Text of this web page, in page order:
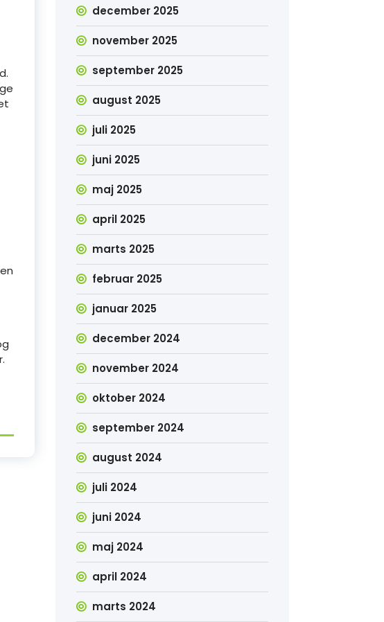
december 2025
november 2025
september 2025
august 2025
juli 2025
juni 2025
maj 2025
april 2025
marts 2025
februar 2025
januar 2025
december 2024
november 2024
oktober 2024
september 2024
august 2024
juli 2024
juni 2024
maj 2024
april 2024
marts 2024